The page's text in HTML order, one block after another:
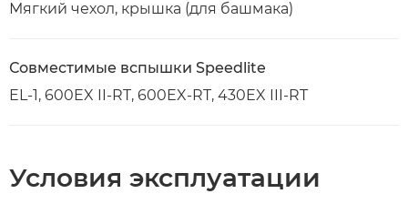
Мягкий чехол, крышка (для башмака)
Совместимые вспышки Speedlite
EL-1, 600EX II-RT, 600EX-RT, 430EX III-RT
Условия эксплуатации